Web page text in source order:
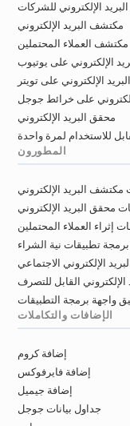
الإلكتروني للشركات
مكتشف البريد الإلكتروني
مكتشف العملاء المحتملين
الإلكتروني على يوتيوب
الإلكتروني على تويتر
على خرائط جوجل
محقق البريد الإلكتروني
للاستخدام لمرة واحدة
المطورون
البريد الإلكتروني
محقق البريد الإلكتروني
إثراء العملاء المحتملين
تطبيقات نية الشراء
الإلكتروني الاجتماعي
القابل للتصرف
واجهة برمجة التطبيقات
الإضافات والتكاملات
إضافة كروم
إضافة فايرفوكس
إضافة جيميل
جداول بيانات جوجل